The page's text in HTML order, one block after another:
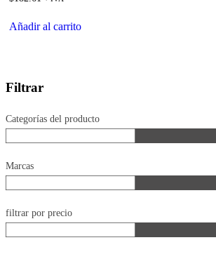
Añadir al carrito
Filtrar
Categorías del producto
Marcas
filtrar por precio